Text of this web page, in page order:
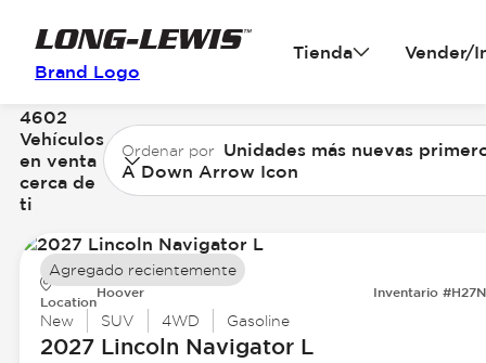
Brand Logo
Tienda Vender/
4602
Vehículos
en venta
cerca de
ti
Ordenar por Unidades más nuevas
A Down Arrow Icon
Location
Hoover Inventario
New SUV 4WD Gasoline
2027 Lincoln Navigator L
Agregado recientemente